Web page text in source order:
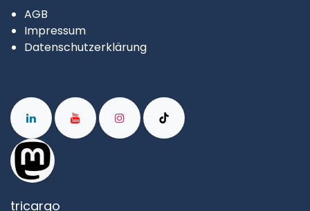
AGB
Impressum
Datenschutzerklärung
tricargo